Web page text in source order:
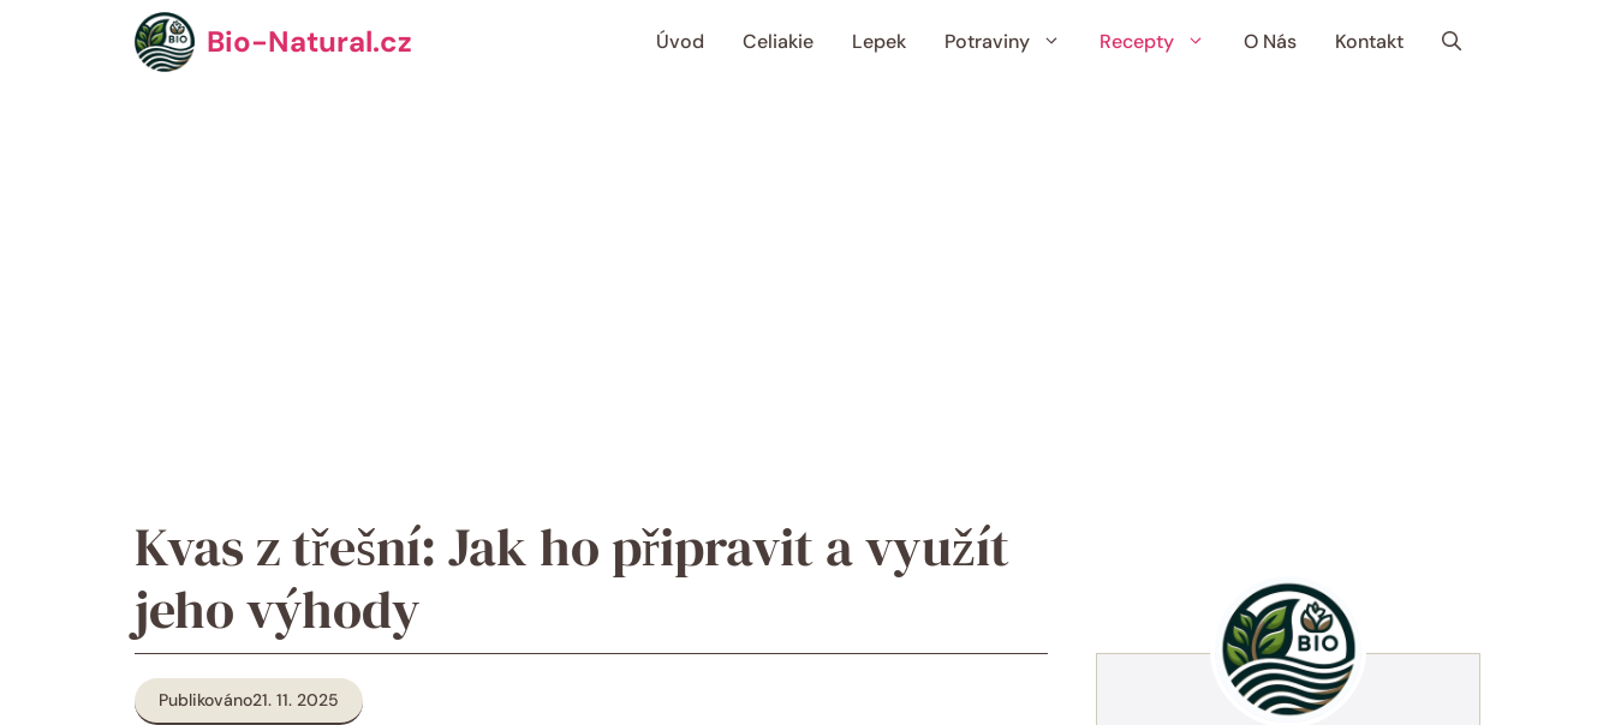
Bio-Natural.cz Úvod Celiakie Lepek Potraviny Recepty O Nás Kontakt
Kvas z třešní: Jak ho připravit a využít
jeho výhody
Publikováno21. 11. 2025